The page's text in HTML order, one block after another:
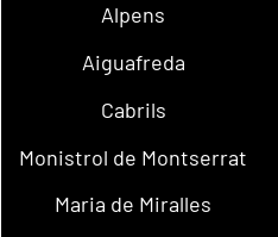
Alpens
Aiguafreda
Cabrils
Monistrol de Montserrat
Maria de Miralles